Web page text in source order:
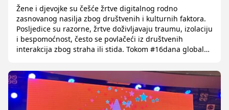
Žene i djevojke su češće žrtve digitalnog rodno
zasnovanog nasilja zbog društvenih i kulturnih faktora.
Posljedice su razorne, žrtve doživljavaju traumu, izolaciju
i bespomoćnost, često se povlačeći iz društvenih
interakcija zbog straha ili stida. Tokom #16dana globalne
osvetničke pornografije, hejt komentara, online
uznemiravanja i doksovanja.